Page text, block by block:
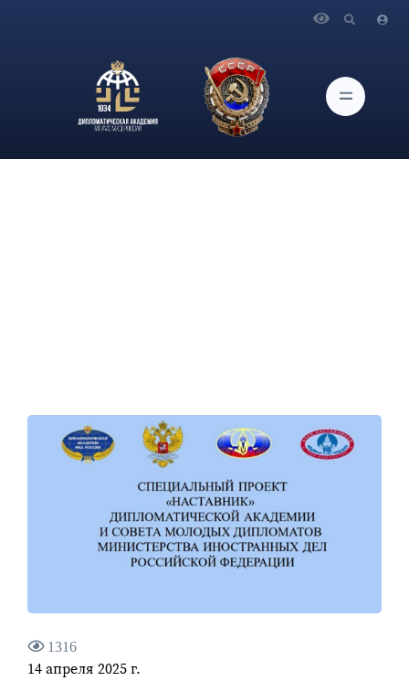
развитию инновационных молодёжных программ и
профориентации совместно с Клубом наставников СМД
МИД России и Историческим клубом СМД МИД России
состоится экспертно-консультационная встреча
1316
14 апреля 2025 г.